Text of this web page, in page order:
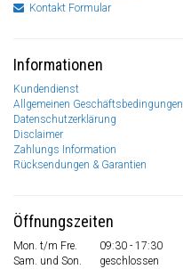
Kontakt Formular
Informationen
Kundendienst
Allgemeinen Geschäftsbedingungen
Datenschutzerklärung
Disclaimer
Zahlungs Information
Rücksendungen & Garantien
Öffnungszeiten
Mon. t/m Fre.
09:30 - 17:30
Sam. und Son.
geschlossen